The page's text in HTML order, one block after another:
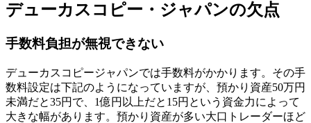
デューカスコピー・ジャパンの欠点
手数料負担が無視できない
デューカスコピージャパンでは手数料がかかります。その手
数料設定は下記のようになっていますが、預かり資産50万円
未満だと35円で、1億円以上だと15円という資金力によって
大きな幅があります。預かり資産が多い大口トレーダーほど